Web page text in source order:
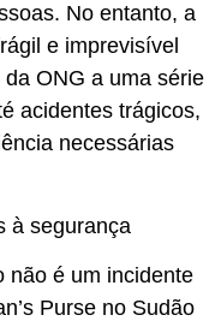
No entanto, a
e imprevisível
ONG a uma série
acidentes trágicos,
necessárias
à segurança
não é um incidente
Purse no Sudão